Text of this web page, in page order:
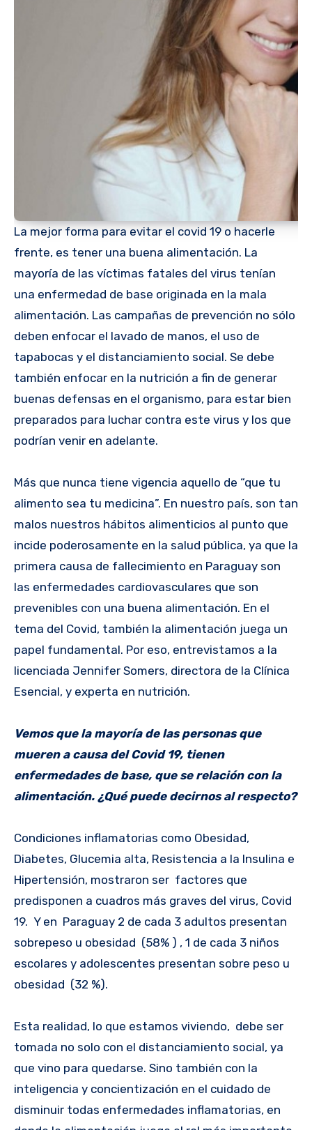
La mejor forma para evitar el covid 19 o hacerle
frente, es tener una buena alimentación. La
mayoría de las víctimas fatales del virus tenían
una enfermedad de base originada en la mala
alimentación. Las campañas de prevención no sólo
deben enfocar el lavado de manos, el uso de
tapabocas y el distanciamiento social. Se debe
también enfocar en la nutrición a fin de generar
buenas defensas en el organismo, para estar bien
preparados para luchar contra este virus y los que
podrían venir en adelante.
Más que nunca tiene vigencia aquello de “que tu
alimento sea tu medicina”. En nuestro país, son tan
malos nuestros hábitos alimenticios al punto que
incide poderosamente en la salud pública, ya que la
primera causa de fallecimiento en Paraguay son
las enfermedades cardiovasculares que son
prevenibles con una buena alimentación. En el
tema del Covid, también la alimentación juega un
papel fundamental. Por eso, entrevistamos a la
licenciada Jennifer Somers, directora de la Clínica
Esencial, y experta en nutrición.
Vemos que la mayoría de las personas que
mueren a causa del Covid 19, tienen
enfermedades de base, que se relación con la
alimentación. ¿Qué puede decirnos al respecto?
Condiciones inflamatorias como Obesidad,
Diabetes, Glucemia alta, Resistencia a la Insulina e
Hipertensión, mostraron ser factores que
predisponen a cuadros más graves del virus, Covid
19. Y en Paraguay 2 de cada 3 adultos presentan
sobrepeso u obesidad (58% ) , 1 de cada 3 niños
escolares y adolescentes presentan sobre peso u
obesidad (32 %).
Esta realidad, lo que estamos viviendo, debe ser
tomada no solo con el distanciamiento social, ya
que vino para quedarse. Sino también con la
inteligencia y concientización en el cuidado de
disminuir todas enfermedades inflamatorias, en